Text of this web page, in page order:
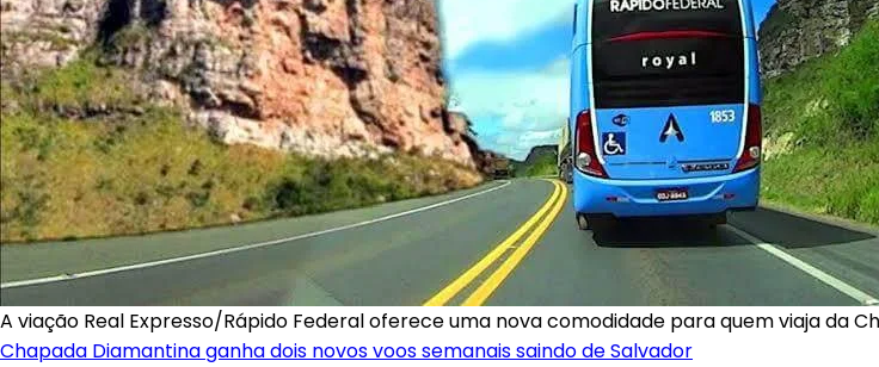
A viação Real Expresso/Rápido Federal oferece uma nova comodidade para quem viaja da
Chapada Diamantina ganha dois novos voos semanais saindo de Salvador